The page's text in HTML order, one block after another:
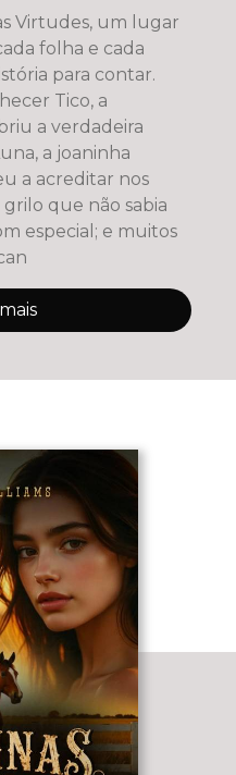
Virtudes, um lugar
folha e cada
para contar.
Tico, a
a verdadeira
a joaninha
a acreditar nos
grilo que não sabia
especial; e muitos